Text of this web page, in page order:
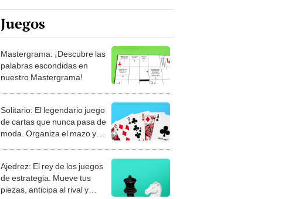
Juegos
Mastergrama: ¡Descubre las
palabras escondidas en
nuestro Mastergrama!
Solitario: El legendario juego
de cartas que nunca pasa de
moda. Organiza el mazo y
Ajedrez: El rey de los juegos
de estrategia. Mueve tus
piezas, anticipa al rival y